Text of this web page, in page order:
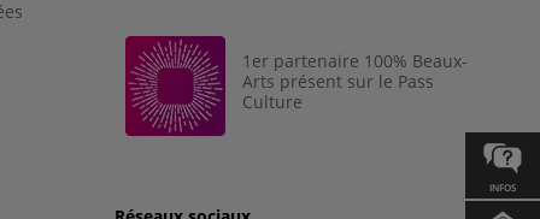
INFOS
1er partenaire 100% Beaux-
Arts présent sur le Pass
Culture